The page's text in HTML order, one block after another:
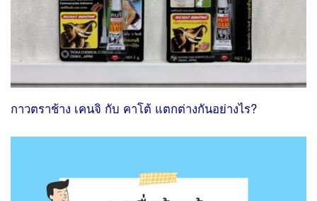
กาวตราช้าง เคนจิ กับ คาโต้ แตกต่างกันอย่างไร?